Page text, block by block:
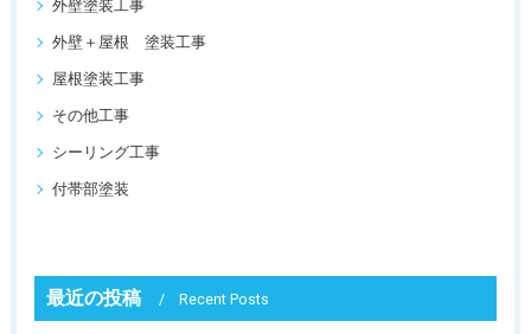
外壁塗装工事
外壁＋屋根 塗装工事
屋根塗装工事
その他工事
シーリング工事
付帯部塗装
最近の投稿 Recent Posts